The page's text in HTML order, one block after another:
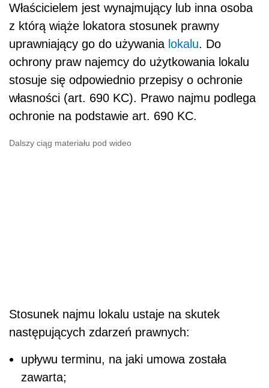
Właścicielem jest wynajmujący lub inna osoba
z którą wiąże lokatora stosunek prawny
uprawniający go do używania lokalu. Do
ochrony praw najemcy do użytkowania lokalu
stosuje się odpowiednio przepisy o ochronie
własności (art. 690 KC). Prawo najmu podlega
ochronie na podstawie art. 690 KC.
Dalszy ciąg materiału pod wideo
Stosunek najmu lokalu ustaje na skutek
następujących zdarzeń prawnych:
upływu terminu, na jaki umowa została
zawarta;